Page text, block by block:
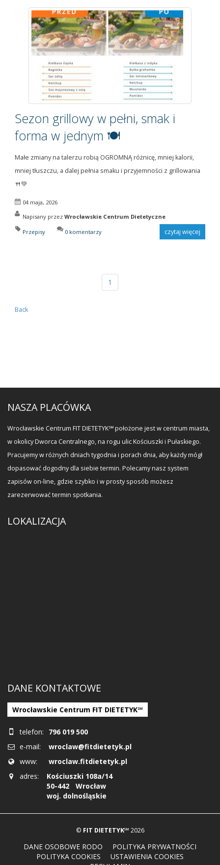
Sezon grillowy w pełni, smak i
forma w jednym 🍽️
Małe zmiany na talerzu robią OGROMNĄ różnicę, mniej kalorii,
mniej tłuszczu, a dalej pełnia smaku i przyjemności z grillowania
🍴💚
04 maja, 2026
Napisany przez Wrocławskie Centrum Dietetyczne
Przepisy 0 komentarzy czytaj więcej
1
Back
NASZA PLACÓWKA
Wrocławskie Centrum FIT DIETETYK℠ położone jest w centrum miasta,
w okolicy Dworca Centralnego, na rogu ulic Kościuszki i Pułaskiego.
Pracujemy w różnych dniach tygodnia i porach dnia, aby każdy mógł
dopasować dogodny dla siebie termin. Polecamy nasz system
zapisów on-line, gdzie szybko i w prosty sposób możesz
zarezerwować termin spotkania.
LOKALIZACJA
DANE KONTAKTOWE
Wrocławskie Centrum FIT DIETETYK℠
telefon:
796 019 500
e-mail:
wroclaw@fitdietetyk.pl
www:
wroclaw.fitdietetyk.pl
adres:
Kościuszki 108a/14
50-442
Wrocław
woj. dolnośląskie
© FIT DIETETYK℠ 2026
DANE OSOBOWE RODO
POLITYKA PRYWATNOŚCI
POLITYKA COOKIES
USTAWIENIA COOKIES